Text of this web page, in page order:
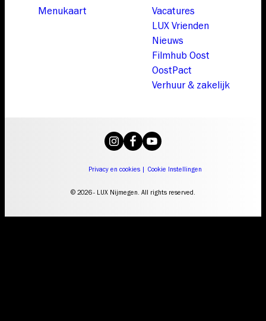
Menukaart
Vacatures
LUX Vrienden
Nieuws
Filmhub Oost
OostPact
Verhuur & zakelijk
Privacy en cookies Cookie Instellingen
© 2026 - LUX Nijmegen. All rights reserved.